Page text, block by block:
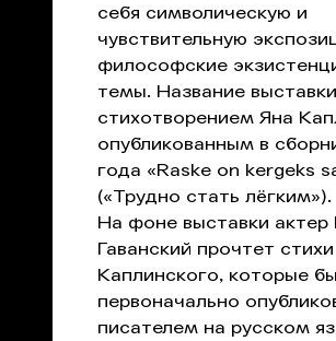
себя символическую и
чувствительную
философские
темы. Название
стихотворением Яна
опубликованным в
года «Raske on kergeks
(«Трудно стать лёгким»).
На фоне выставки актер
Гаванский прочтет
Каплинского, которые
первоначально
писателем на русском